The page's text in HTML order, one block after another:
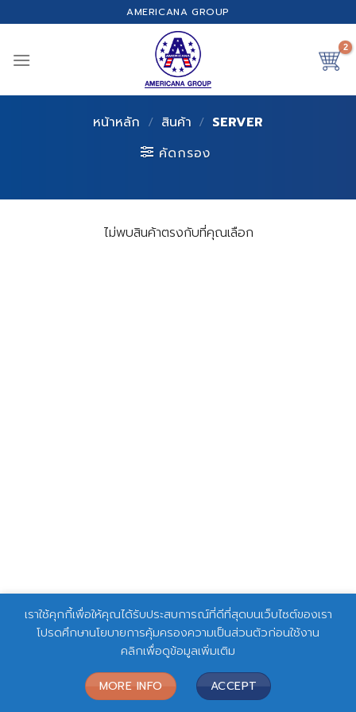
to
AMERICANA GROUP
หน้าหลัก / สินค้า / SERVER
คัดกรอง
ไม่พบสินค้าตรงกับที่คุณเลือก
เราใช้คุกกี้เพื่อให้คุณได้รับประสบการณ์ที่ดีที่สุดบนเว็บไซต์ของเรา
โปรดศึกษานโยบายการคุ้มครองความเป็นส่วนตัวก่อนใช้งาน
คลิกเพื่อดูข้อมูลเพิ่มเติม
MORE INFO ACCEPT